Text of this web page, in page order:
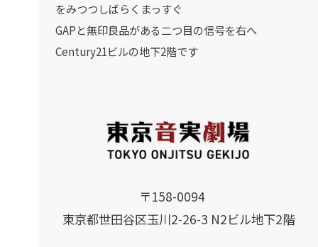
〒158-0094
東京都世田谷区玉川2-26-3 N2ビル地下2階
をみつつしばらくまっすぐ
GAPと無印良品がある二つ目の信号を右へ
Century21ビルの地下2階です